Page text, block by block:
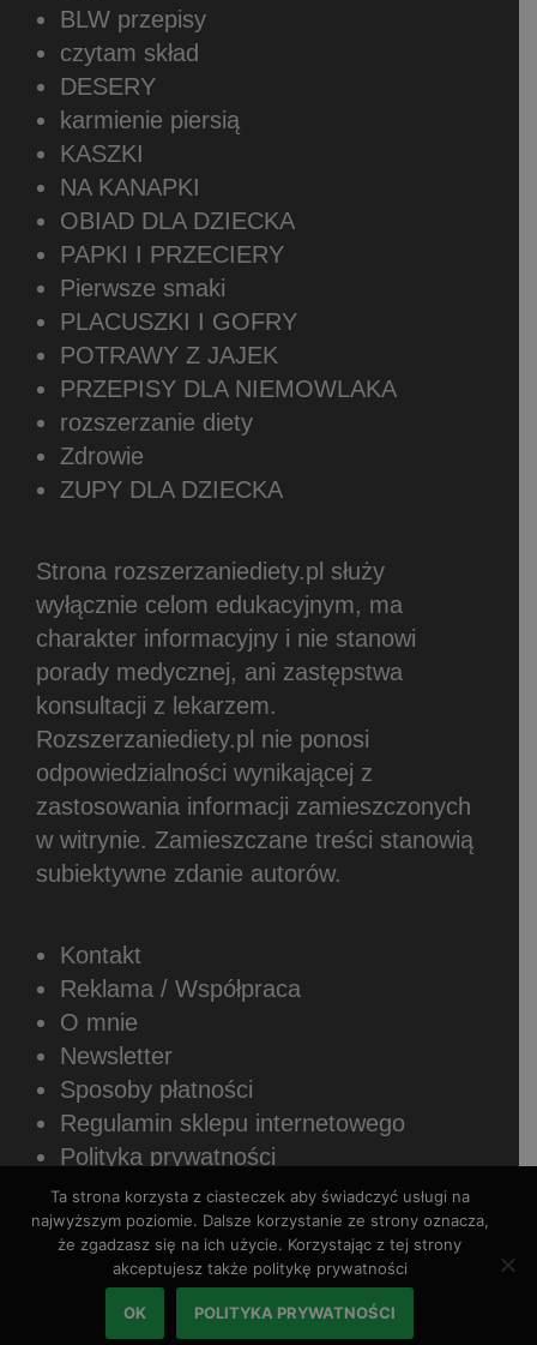
BLW przepisy
czytam skład
DESERY
karmienie piersią
KASZKI
NA KANAPKI
OBIAD DLA DZIECKA
PAPKI I PRZECIERY
Pierwsze smaki
PLACUSZKI I GOFRY
POTRAWY Z JAJEK
PRZEPISY DLA NIEMOWLAKA
rozszerzanie diety
Zdrowie
ZUPY DLA DZIECKA
Strona rozszerzaniediety.pl służy
wyłącznie celom edukacyjnym, ma
charakter informacyjny i nie stanowi
porady medycznej, ani zastępstwa
konsultacji z lekarzem.
Rozszerzaniediety.pl nie ponosi
odpowiedzialności wynikającej z
zastosowania informacji zamieszczonych
w witrynie. Zamieszczane treści stanowią
subiektywne zdanie autorów.
Kontakt
Reklama / Współpraca
O mnie
Newsletter
Sposoby płatności
Regulamin sklepu internetowego
Polityka prywatności
Copyright © 2026 Rozszerzaniediety.pl.
Ta strona korzysta z ciasteczek aby świadczyć usługi na
najwyższym poziomie. Dalsze korzystanie ze strony oznacza,
że zgadzasz się na ich użycie. Korzystając z tej strony
akceptujesz także politykę prywatności
OK POLITYKA PRYWATNOŚCI